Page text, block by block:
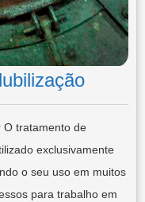
tratamento de
exclusivamente
o seu uso em muitos
para trabalho em